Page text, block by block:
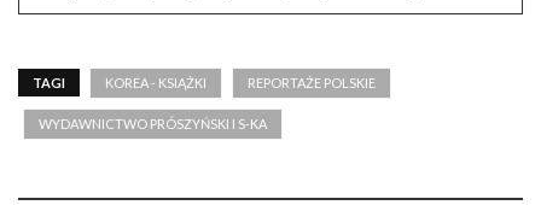
TAGI KOREA - KSIĄŻKI REPORTAŻE POLSKIE
WYDAWNICTWO PRÓSZYŃSKI I S-KA